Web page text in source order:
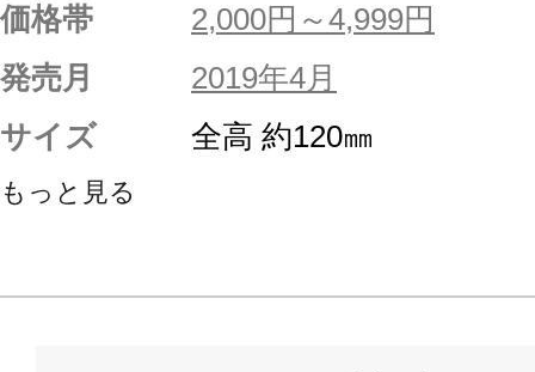
価格帯
2,000円～4,999円
発売月
2019年4月
サイズ
全高 約120㎜
もっと見る